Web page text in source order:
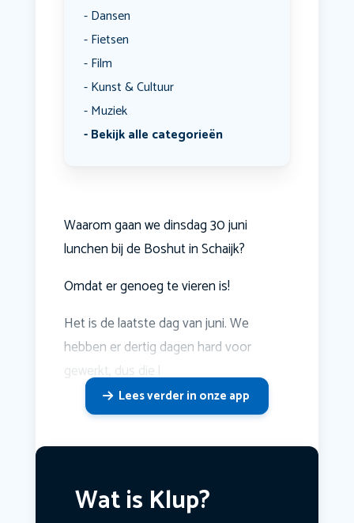
Dansen
Fietsen
Film
Kunst & Cultuur
Muziek
Bekijk alle categorieën
Waarom gaan we dinsdag 30 juni
lunchen bij de Boshut in Schaijk?
Omdat er genoeg te vieren is!
Het is de laatste dag van juni. We
hebben er dertig dagen hard voor
gewerkt, dus die l
Lees verder in onze app
Wat is Klup?